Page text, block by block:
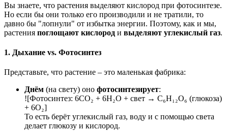
Вы знаете, что растения выделяют кислород при фотосинтезе.
Но если бы они только его производили и не тратили, то
давно бы "лопнули" от избытка энергии. Поэтому, как и мы,
растения поглощают кислород и выделяют углекислый газ.
1. Дыхание vs. Фотосинтез
Представьте, что растение – это маленькая фабрика:
Днём (на свету) оно фотосинтезирует:
![Фотосинтез: 6CO₂ + 6H₂O + свет → C₆H₁₂O₆ (глюкоза)
+ 6O₂]
То есть берёт углекислый газ, воду и с помощью света
делает глюкозу и кислород.